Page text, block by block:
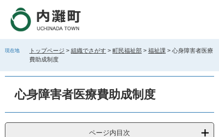
す
し
現在地 トップページ > 組織でさがす > 町民福祉部 > 福祉課 > 心身障害者医療
費助成制度
心身障害者医療費助成制度
ページ内目次